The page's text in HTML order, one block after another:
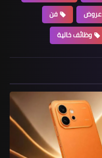
عروض
فن
وظائف خالية